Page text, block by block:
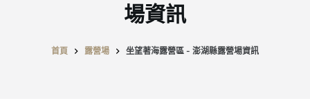
場資訊
首頁 露營場 坐望著海露營區 - 澎湖縣露營場資訊